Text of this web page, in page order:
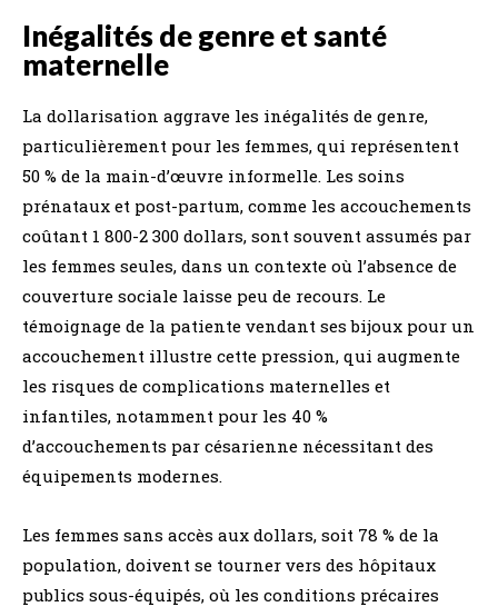
Inégalités de genre et santé
maternelle
La dollarisation aggrave les inégalités de genre,
particulièrement pour les femmes, qui représentent
50 % de la main-d’œuvre informelle. Les soins
prénataux et post-partum, comme les accouchements
coûtant 1 800-2 300 dollars, sont souvent assumés par
les femmes seules, dans un contexte où l’absence de
couverture sociale laisse peu de recours. Le
témoignage de la patiente vendant ses bijoux pour un
accouchement illustre cette pression, qui augmente
les risques de complications maternelles et
infantiles, notamment pour les 40 %
d’accouchements par césarienne nécessitant des
équipements modernes.
Les femmes sans accès aux dollars, soit 78 % de la
population, doivent se tourner vers des hôpitaux
publics sous-équipés, où les conditions précaires